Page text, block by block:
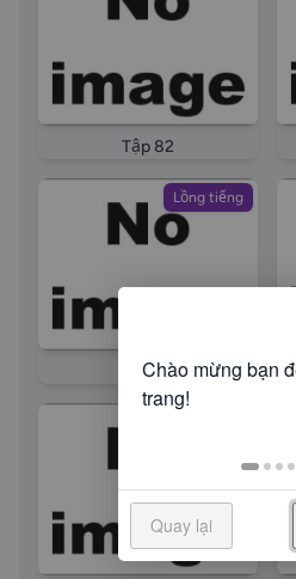
Tập 82
Lồng tiếng
Tập 80
Quay lại